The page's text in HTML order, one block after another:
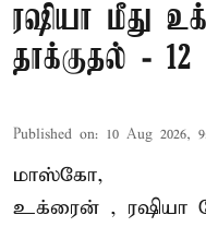
ரஷியா மீது
தாக்குதல் - 12
Published on: 10 Aug 2026,
மாஸ்கோ,
உக்ரைன் , ரஷியா